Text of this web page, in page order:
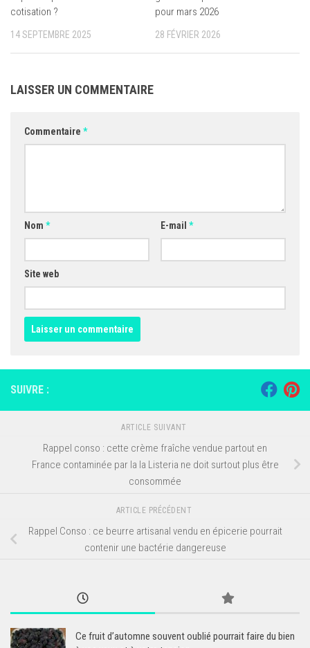
cotisation ?
14 SEPTEMBRE 2025
pour mars 2026
28 FÉVRIER 2026
LAISSER UN COMMENTAIRE
Commentaire *
Nom * E-mail *
Site web
SUIVRE :
ARTICLE SUIVANT
Rappel conso : cette crème fraîche vendue partout en
France contaminée par la la Listeria ne doit surtout plus être
consommée
ARTICLE PRÉCÉDENT
Rappel Conso : ce beurre artisanal vendu en épicerie pourrait
contenir une bactérie dangereuse
Ce fruit d’automne souvent oublié pourrait faire du bien